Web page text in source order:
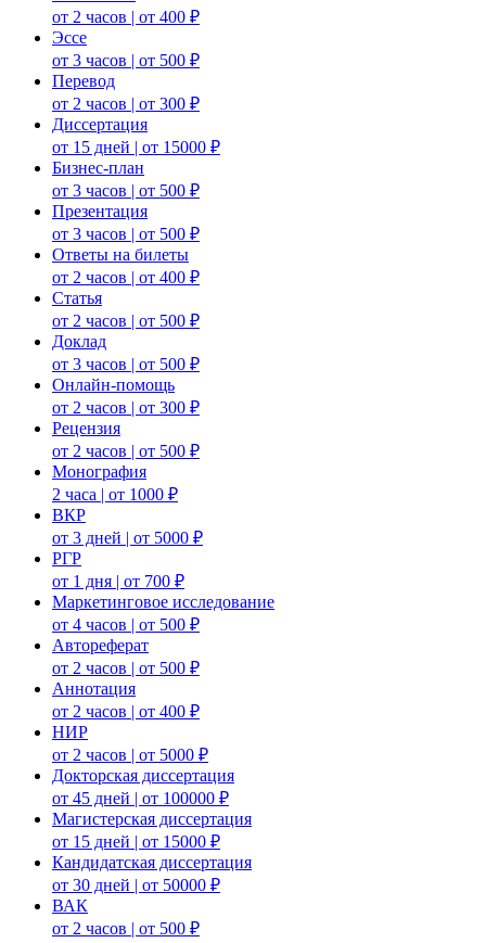
от 2 часов | от 400 ₽
Эссе
от 3 часов | от 500 ₽
Перевод
от 2 часов | от 300 ₽
Диссертация
от 15 дней | от 15000 ₽
Бизнес-план
от 3 часов | от 500 ₽
Презентация
от 3 часов | от 500 ₽
Ответы на билеты
от 2 часов | от 400 ₽
Статья
от 2 часов | от 500 ₽
Доклад
от 3 часов | от 500 ₽
Онлайн-помощь
от 2 часов | от 300 ₽
Рецензия
от 2 часов | от 500 ₽
Монография
2 часа | от 1000 ₽
ВКР
от 3 дней | от 5000 ₽
РГР
от 1 дня | от 700 ₽
Маркетинговое исследование
от 4 часов | от 500 ₽
Автореферат
от 2 часов | от 500 ₽
Аннотация
от 2 часов | от 400 ₽
НИР
от 2 часов | от 5000 ₽
Докторская диссертация
от 45 дней | от 100000 ₽
Магистерская диссертация
от 15 дней | от 15000 ₽
Кандидатская диссертация
от 30 дней | от 50000 ₽
ВАК
от 2 часов | от 500 ₽